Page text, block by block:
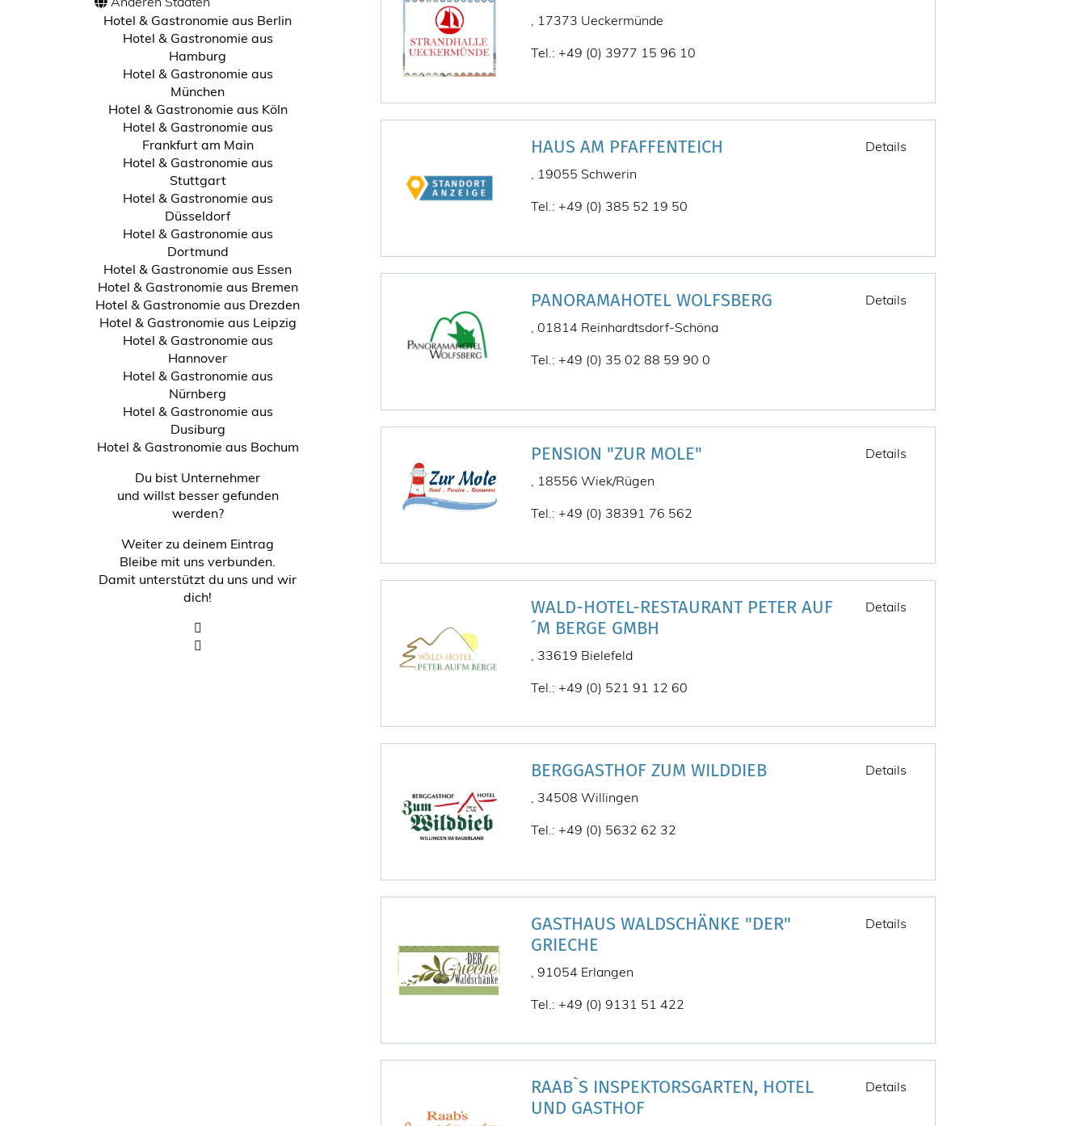
Hotel & Gastronomie aus Berlin
Hotel & Gastronomie aus
Hamburg
Hotel & Gastronomie aus
München
Hotel & Gastronomie aus Köln
Hotel & Gastronomie aus
Frankfurt am Main
Hotel & Gastronomie aus
Stuttgart
Hotel & Gastronomie aus
Düsseldorf
Hotel & Gastronomie aus
Dortmund
Hotel & Gastronomie aus Essen
Hotel & Gastronomie aus Bremen
Hotel & Gastronomie aus Drezden
Hotel & Gastronomie aus Leipzig
Hotel & Gastronomie aus
Hannover
Hotel & Gastronomie aus
Nürnberg
Hotel & Gastronomie aus
Dusiburg
Hotel & Gastronomie aus Bochum
Du bist Unternehmer
und willst besser gefunden
werden?
Weiter zu deinem Eintrag
Bleibe mit uns verbunden.
Damit unterstützt du uns und wir
dich!
, 17373 Ueckermünde
Tel.: +49 (0) 3977 15 96 10
Details
HAUS AM PFAFFENTEICH
, 19055 Schwerin
Tel.: +49 (0) 385 52 19 50
Details
PANORAMAHOTEL WOLFSBERG
, 01814 Reinhardtsdorf-Schöna
Tel.: +49 (0) 35 02 88 59 90 0
Details
PENSION "ZUR MOLE"
, 18556 Wiek/Rügen
Tel.: +49 (0) 38391 76 562
Details
WALD-HOTEL-RESTAURANT PETER AUF
´M BERGE GMBH
, 33619 Bielefeld
Tel.: +49 (0) 521 91 12 60
Details
BERGGASTHOF ZUM WILDDIEB
, 34508 Willingen
Tel.: +49 (0) 5632 62 32
Details
GASTHAUS WALDSCHÄNKE "DER"
GRIECHE
, 91054 Erlangen
Tel.: +49 (0) 9131 51 422
Details
RAAB`S INSPEKTORSGARTEN, HOTEL
UND GASTHOF